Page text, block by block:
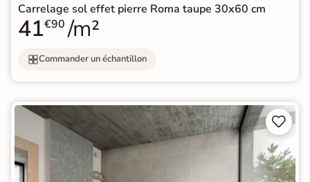
Carrelage sol effet pierre Roma taupe 30x60 cm
41€90 /m²
Commander un échantillon

